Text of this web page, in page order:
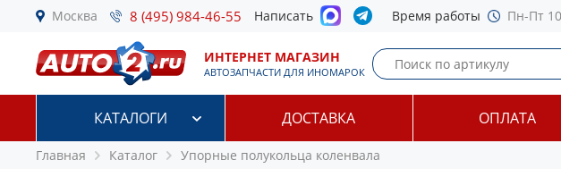
Москва 8 (495) 984-46-55 Написать Время работы Пн-Пт
ИНТЕРНЕТ МАГАЗИН
АВТОЗАПЧАСТИ ДЛЯ ИНОМАРОК
КАТАЛОГИ ДОСТАВКА ОПЛАТА
Главная Каталог Упорные полукольца коленвала